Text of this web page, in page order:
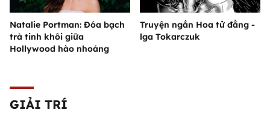
Natalie Portman: Đóa bạch
trà tinh khôi giữa
Hollywood hào nhoáng
Truyện ngắn Hoa tử đằng -
lga Tokarczuk
GIẢI TRÍ